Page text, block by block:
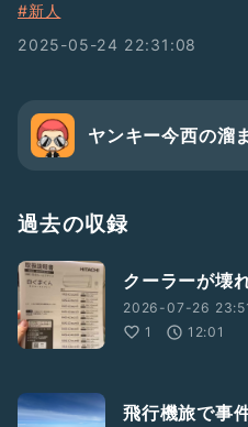
#新人
2025-05-24 22:31:08
ヤンキー今西の溜
過去の収録
クーラーが壊
2026-07-26
1
12:01
飛行機旅で事